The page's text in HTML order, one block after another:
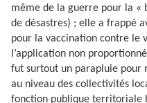
même de la guerre pour la «
de désastres) ; elle a frappé
pour la vaccination contre le
l’application non
fut surtout un parapluie pour
au niveau des collectivités
fonction publique territoriale